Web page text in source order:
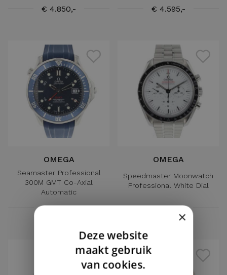
€ 4.850,- € 4.595,-
OMEGA
Seamaster Professional
300M GMT Co-Axial
Automatic
€ 3.250,-
OMEGA
Speedmaster Moonwatch
Professional White Dial
€ 7.250,-
×
Deze website
maakt gebruik
van cookies.